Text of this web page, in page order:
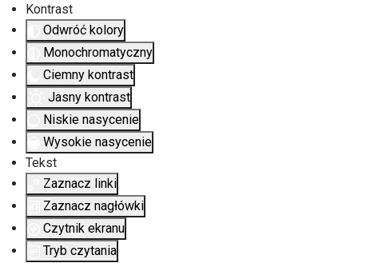
Kontrast
Odwróć kolory
Monochromatyczny
Ciemny kontrast
Jasny kontrast
Niskie nasycenie
Wysokie nasycenie
Tekst
Zaznacz linki
Zaznacz nagłówki
Czytnik ekranu
Tryb czytania